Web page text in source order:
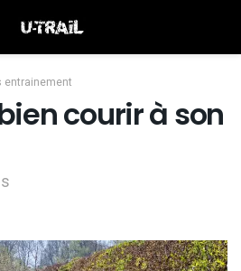
entrainement
courir à son